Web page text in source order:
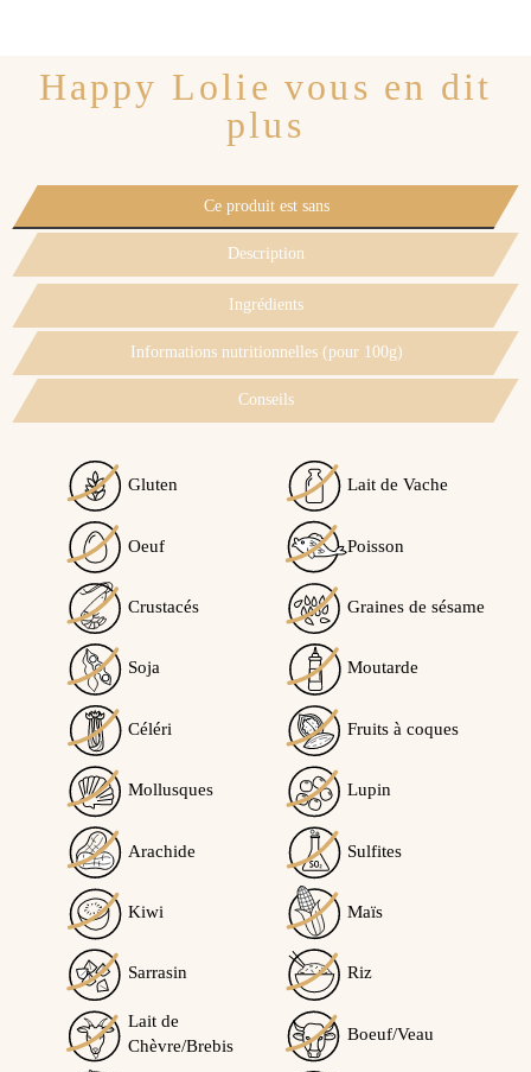
Happy Lolie vous en dit
plus
Ce produit est sans
Description
Ingrédients
Informations nutritionnelles (pour 100g)
Conseils
Gluten Lait de Vache
Oeuf Poisson
Crustacés Graines de sésame
Soja Moutarde
Céléri Fruits à coques
Mollusques Lupin
Arachide Sulfites
Kiwi Maïs
Sarrasin Riz
Lait de
Chèvre/Brebis
Boeuf/Veau